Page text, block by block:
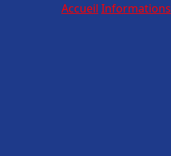
Accueil Informations